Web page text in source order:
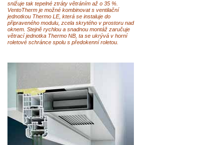
snižuje tak tepelné ztráty větráním až o 35 %.
VentoTherm je možné kombinovat s ventilační
jednotkou Thermo LE, která se instaluje do
připraveného modulu, zcela skrytého v prostoru nad
oknem. Stejně rychlou a snadnou montáž zaručuje
větrací jednotka Thermo NB, ta se ukrývá v horní
roletové schránce spolu s předokenní roletou.